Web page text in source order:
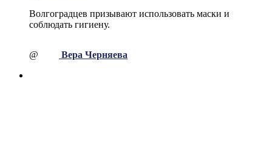
Волгоградцев призывают использовать маски и
соблюдать гигиену.
@ Вера Черняева